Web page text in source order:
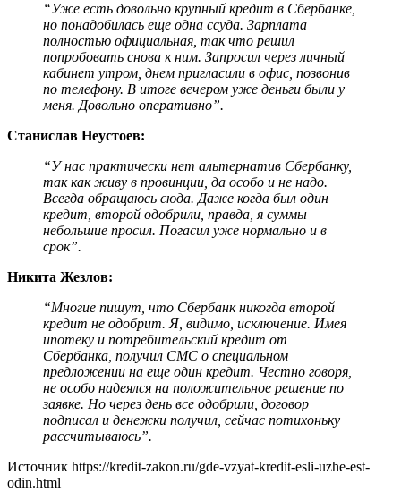
“Уже есть довольно крупный кредит в Сбербанке,
но понадобилась еще одна ссуда. Зарплата
полностью официальная, так что решил
попробовать снова к ним. Запросил через личный
кабинет утром, днем пригласили в офис, позвонив
по телефону. В итоге вечером уже деньги были у
меня. Довольно оперативно”.
Станислав Неустоев:
“У нас практически нет альтернатив Сбербанку,
так как живу в провинции, да особо и не надо.
Всегда обращаюсь сюда. Даже когда был один
кредит, второй одобрили, правда, я суммы
небольшие просил. Погасил уже нормально и в
срок”.
Никита Жезлов:
“Многие пишут, что Сбербанк никогда второй
кредит не одобрит. Я, видимо, исключение. Имея
ипотеку и потребительский кредит от
Сбербанка, получил СМС о специальном
предложении на еще один кредит. Честно говоря,
не особо надеялся на положительное решение по
заявке. Но через день все одобрили, договор
подписал и денежки получил, сейчас потихоньку
рассчитываюсь”.
Источник https://kredit-zakon.ru/gde-vzyat-kredit-esli-uzhe-est-
odin.html